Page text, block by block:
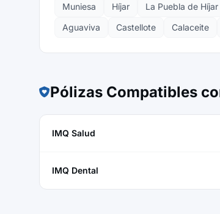
Muniesa
Híjar La Puebla de Híjar
Aguaviva
Castellote Calaceite
Pólizas Compatibles
IMQ Salud
IMQ Dental